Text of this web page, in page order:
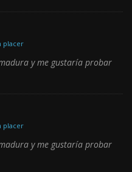
placer
y me gustaría probar
placer
y me gustaría probar